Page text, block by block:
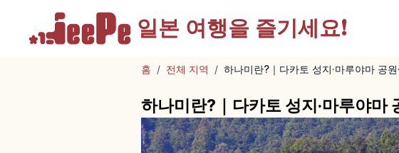
일본 여행을 즐기세요!
홈 / 전체 지역 / 하나미란?｜다카토 성지·마루야마 공원
하나미란?｜다카토 성지·마루야마